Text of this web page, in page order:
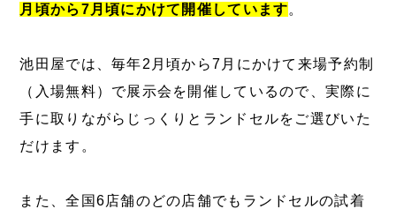
月頃から7月頃にかけて開催しています。
池田屋では、毎年2月頃から7月にかけて来場予約制
（入場無料）で展示会を開催しているので、実際に
手に取りながらじっくりとランドセルをご選びいた
だけます。
また、全国6店舗のどの店舗でもランドセルの試着